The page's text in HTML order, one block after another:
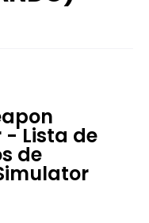
- Lista de
de